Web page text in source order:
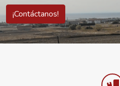
¡Contáctanos!